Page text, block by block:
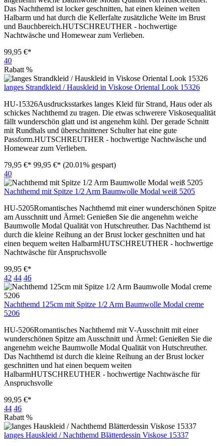
Das Nachthemd ist locker geschnitten, hat einen kleinen weiten
Halbarm und hat durch die Kellerfalte zusätzliche Weite im Brust
und Bauchbereich.HUTSCHREUTHER - hochwertige
Nachtwäsche und Homewear zum Verlieben.
99,95 €*
40
Rabatt %
langes Strandkleid / Hauskleid in Viskose Oriental Look 15326
HU-15326Ausdrucksstarkes langes Kleid für Strand, Haus oder als
schickes Nachthemd zu tragen. Die etwas schwerere Viskosequalität
fällt wunderschön glatt und ist angenehm kühl. Der gerade Schnitt
mit Rundhals und überschnittener Schulter hat eine gute
Passform.HUTSCHREUTHER - hochwertige Nachtwäsche und
Homewear zum Verlieben.
79,95 €* 99,95 €* (20.01% gespart)
40
Nachthemd mit Spitze 1/2 Arm Baumwolle Modal weiß 5205
HU-5205Romantisches Nachthemd mit einer wunderschönen Spitze
am Ausschnitt und Ärmel: Genießen Sie die angenehm weiche
Baumwolle Modal Qualität von Hutschreuther. Das Nachthemd ist
durch die kleine Reihung an der Brust locker geschnitten und hat
einen bequem weiten HalbarmHUTSCHREUTHER - hochwertige
Nachtwäsche für Anspruchsvolle
99,95 €*
42 44 46
Nachthemd 125cm mit Spitze 1/2 Arm Baumwolle Modal creme
5206
HU-5206Romantisches Nachthemd mit V-Ausschnitt mit einer
wunderschönen Spitze am Ausschnitt und Ärmel: Genießen Sie die
angenehm weiche Baumwolle Modal Qualität von Hutschreuther.
Das Nachthemd ist durch die kleine Reihung an der Brust locker
geschnitten und hat einen bequem weiten
HalbarmHUTSCHREUTHER - hochwertige Nachtwäsche für
Anspruchsvolle
99,95 €*
44 46
Rabatt %
langes Hauskleid / Nachthemd Blätterdessin Viskose 15337